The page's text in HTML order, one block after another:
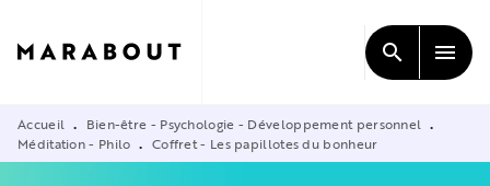
CONTENU
search menu
Accueil • Bien-être - Psychologie - Développement personnel •
Méditation - Philo • Coffret - Les papillotes du bonheur